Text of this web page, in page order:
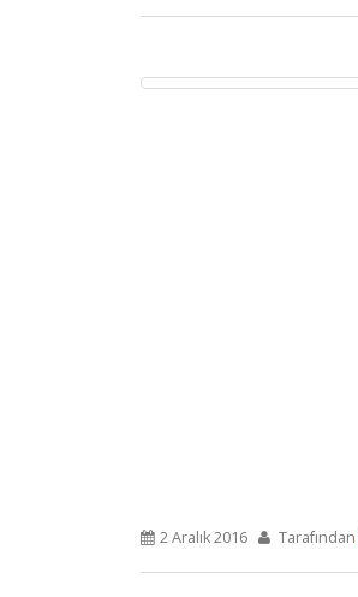
2 Aralık 2016 Tarafından